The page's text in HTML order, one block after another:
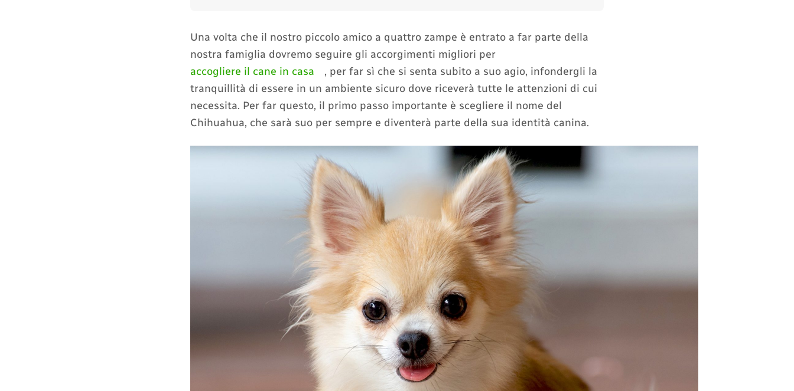
Una volta che il nostro piccolo amico a quattro zampe è entrato a far parte della
nostra famiglia dovremo seguire gli accorgimenti migliori per
accogliere il cane in casa
, per far sì che si senta subito a suo agio, infondergli la
tranquillità di essere in un ambiente sicuro dove riceverà tutte le attenzioni di cui
necessita. Per far questo, il primo passo importante è scegliere il nome del
Chihuahua, che sarà suo per sempre e diventerà parte della sua identità canina.